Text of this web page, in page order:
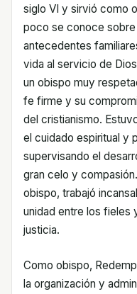
siglo VI y sirvió como
poco se conoce
antecedentes
vida al servicio de
un obispo muy
fe firme y su
del cristianismo.
el cuidado espiritual y
supervisando el
gran celo y
obispo, trabajó
unidad entre los fieles
justicia.
Como obispo,
la organización y